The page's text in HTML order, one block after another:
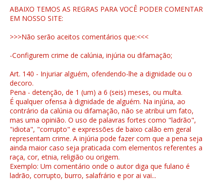
ABAIXO TEMOS AS REGRAS PARA VOCÊ PODER COMENTAR
EM NOSSO SITE:
>>>Não serão aceitos comentários que:<<<
-Configurem crime de calúnia, injúria ou difamação;
Art. 140 - Injuriar alguém, ofendendo-lhe a dignidade ou o
decoro.
Pena - detenção, de 1 (um) a 6 (seis) meses, ou multa.
É qualquer ofensa à dignidade de alguém. Na injúria, ao
contrário da calúnia ou difamação, não se atribui um fato,
mas uma opinião. O uso de palavras fortes como "ladrão",
"idiota", "corrupto" e expressões de baixo calão em geral
representam crime. A injúria pode fazer com que a pena seja
ainda maior caso seja praticada com elementos referentes a
raça, cor, etnia, religião ou origem.
Exemplo: Um comentário onde o autor diga que fulano é
ladrão, corrupto, burro, salafrário e por ai vai...